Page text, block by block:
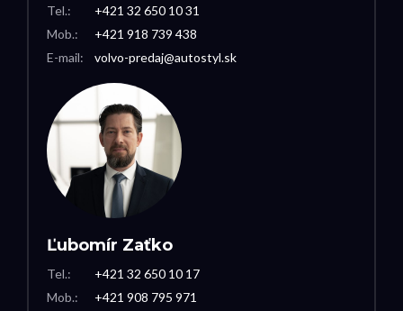
Tel.:
Mob.:
E-mail:
+421 32 650 10 31
+421 918 739 438
volvo-predaj@autostyl.sk
Ľubomír Zaťko
Tel.:
Mob.:
+421 32 650 10 17
+421 908 795 971